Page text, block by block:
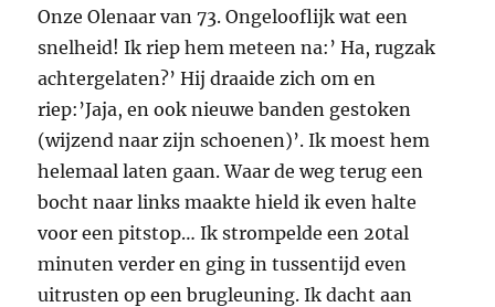
Onze Olenaar van 73. Ongelooflijk wat een
snelheid! Ik riep hem meteen na:’ Ha, rugzak
achtergelaten?’ Hij draaide zich om en
riep:’Jaja, en ook nieuwe banden gestoken
(wijzend naar zijn schoenen)’. Ik moest hem
helemaal laten gaan. Waar de weg terug een
bocht naar links maakte hield ik even halte
voor een pitstop… Ik strompelde een 20tal
minuten verder en ging in tussentijd even
uitrusten op een brugleuning. Ik dacht aan